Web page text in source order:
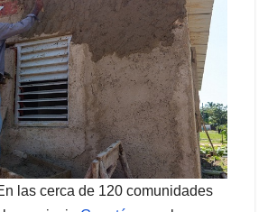
las cerca de 120 comunidades